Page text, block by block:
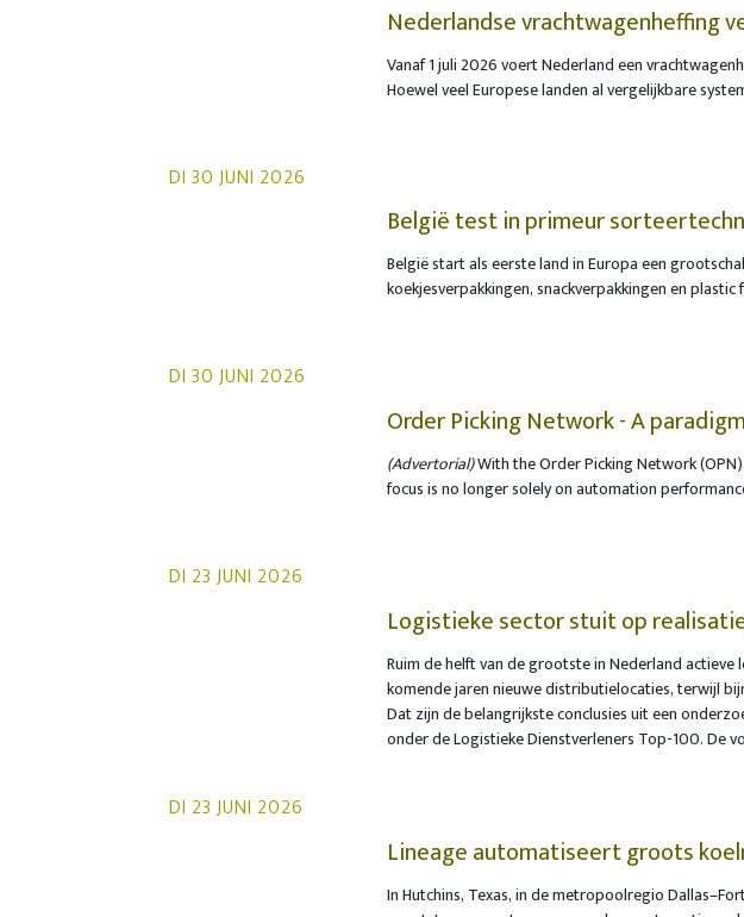
Nederlandse vrachtwagenheffing
tolsystemen
Vanaf 1 juli 2026 voert Nederland een
Hoewel veel Europese landen al vergelijkbare
DI 30 JUNI 2026
België test in primeur
snackverpakkingen omzet in
België start als eerste land in Europa een
koekjesverpakkingen, snackverpakkingen en
de verpakkingen kunnen sorteermachines flexibele
chipszakjes of koekjeswrappers, onderscheiden
plastic omverpakking van luiers. Die geavanceerde
doelstelling dichterbij brengen om vanaf 2030
DI 30 JUNI 2026
Order Picking Network - A
optimization
(Advertorial)With the Order Picking Network
focus is no longer solely on automation
DI 23 JUNI 2026
Logistieke sector stuit op
uitbreiding
Ruim de helft van de grootste in Nederland
komende jaren nieuwe distributielocaties, terwijl
huidige vestigingslocaties wil uitbreiden. Vooral
voor die marktvraag. Het merendeel van de
Dat zijn de belangrijkste conclusies uit een
onder de Logistieke Dienstverleners Top-100. De
DI 23 JUNI 2026
Lineage automatiseert groots
TGW Logistics
In Hutchins, Texas, in de metropoolregio